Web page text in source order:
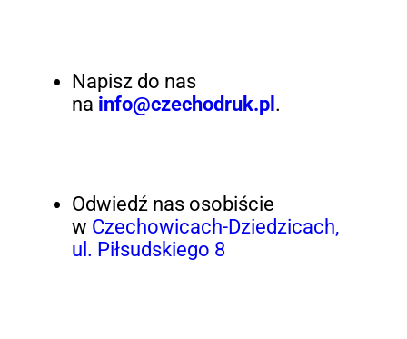
Napisz do nas
na info@czechodruk.pl .
Odwiedź nas osobiście
w Czechowicach-Dziedzicach,
ul. Piłsudskiego 8